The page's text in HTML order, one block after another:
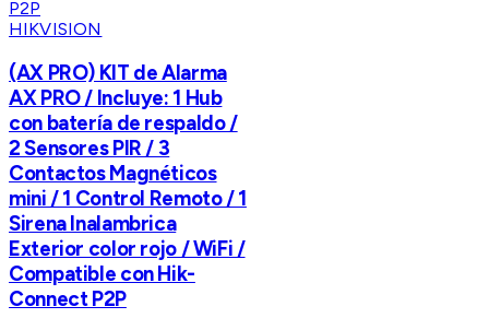
HIKVISION
(AX PRO) KIT de Alarma
AX PRO / Incluye: 1 Hub
con batería de respaldo /
2 Sensores PIR / 3
Contactos Magnéticos
mini / 1 Control Remoto / 1
Sirena Inalambrica
Exterior color rojo / WiFi /
Compatible con Hik-
Connect P2P